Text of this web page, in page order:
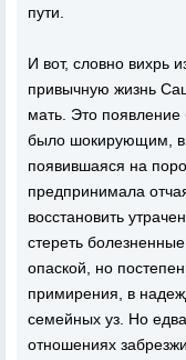
пути.
И вот, словно вихрь
привычную жизнь
мать. Это
было шокирующим,
появившаяся на
предпринимала
восстановить
стереть
опаской, но
примирения, в
семейных уз. Но
отношениях